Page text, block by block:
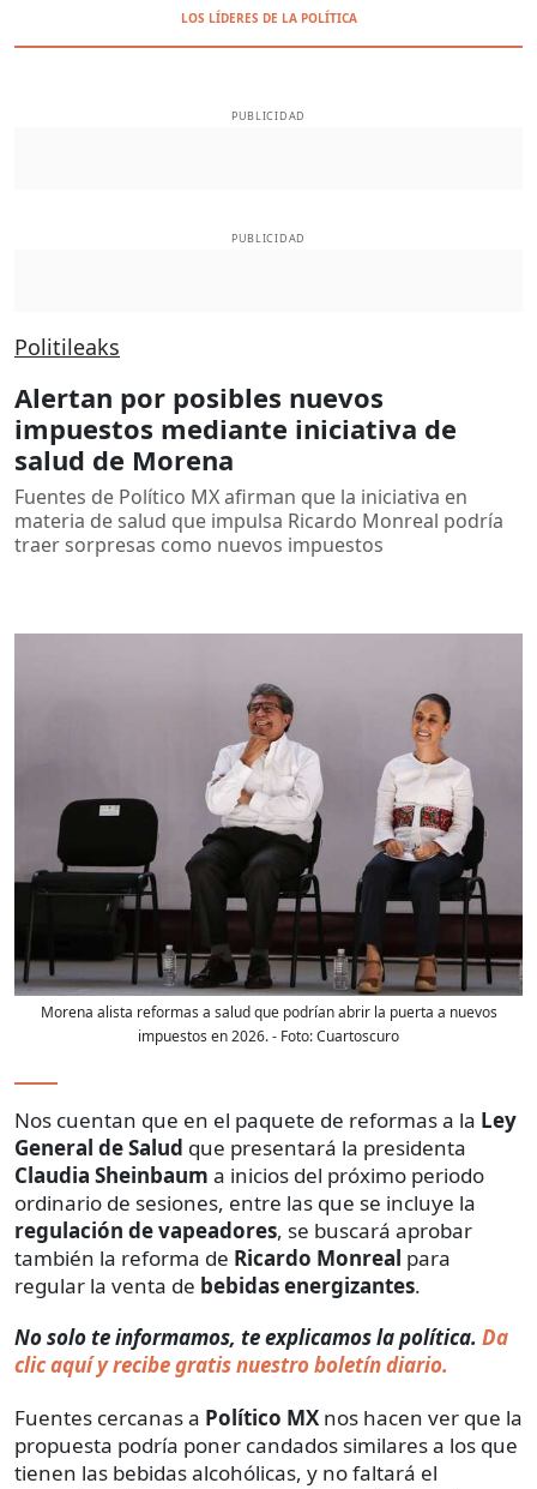
LOS LÍDERES DE LA POLÍTICA
PUBLICIDAD
PUBLICIDAD
Politileaks
Alertan por posibles nuevos
impuestos mediante iniciativa de
salud de Morena
Fuentes de Político MX afirman que la iniciativa en
materia de salud que impulsa Ricardo Monreal podría
traer sorpresas como nuevos impuestos
Morena alista reformas a salud que podrían abrir la puerta a nuevos
impuestos en 2026.- Foto:Cuartoscuro
Nos cuentan que en el paquete de reformas a la Ley
General de Salud que presentará la presidenta
Claudia Sheinbaum a inicios del próximo periodo
ordinario de sesiones, entre las que se incluye la
regulación de vapeadores, se buscará aprobar
también la reforma de Ricardo Monreal para
regular la venta de bebidas energizantes.
No solo te informamos, te explicamos la política. Da
clic aquí y recibe gratis nuestro boletín diario.
Fuentes cercanas a Político MX nos hacen ver que la
propuesta podría poner candados similares a los que
tienen las bebidas alcohólicas, y no faltará el